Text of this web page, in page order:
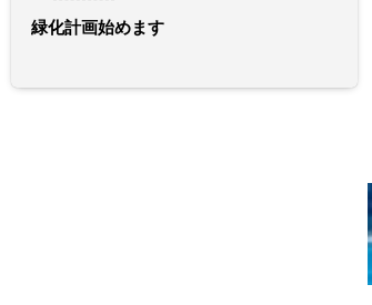
緑化計画始めます